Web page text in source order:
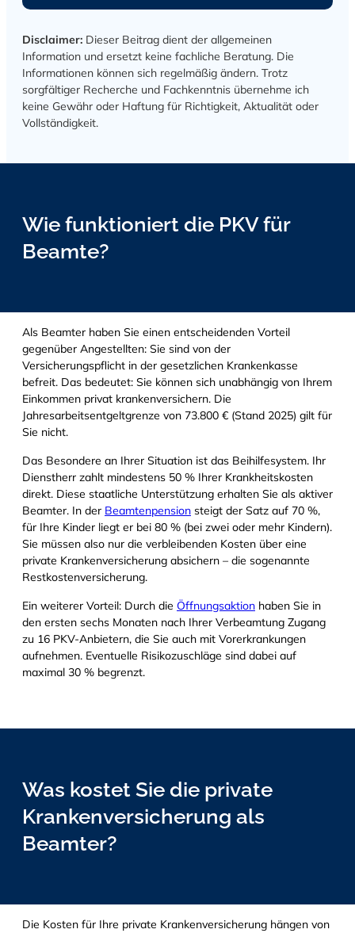
Disclaimer: Dieser Beitrag dient der allgemeinen
Information und ersetzt keine fachliche Beratung. Die
Informationen können sich regelmäßig ändern. Trotz
sorgfältiger Recherche und Fachkenntnis übernehme ich
keine Gewähr oder Haftung für Richtigkeit, Aktualität oder
Vollständigkeit.
Wie funktioniert die PKV für
Beamte?
Als Beamter haben Sie einen entscheidenden Vorteil
gegenüber Angestellten: Sie sind von der
Versicherungspflicht in der gesetzlichen Krankenkasse
befreit. Das bedeutet: Sie können sich unabhängig von Ihrem
Einkommen privat krankenversichern. Die
Jahresarbeitsentgeltgrenze von 73.800 € (Stand 2025) gilt für
Sie nicht.
Das Besondere an Ihrer Situation ist das Beihilfesystem. Ihr
Dienstherr zahlt mindestens 50 % Ihrer Krankheitskosten
direkt. Diese staatliche Unterstützung erhalten Sie als aktiver
Beamter. In der Beamtenpension steigt der Satz auf 70 %,
für Ihre Kinder liegt er bei 80 % (bei zwei oder mehr Kindern).
Sie müssen also nur die verbleibenden Kosten über eine
private Krankenversicherung absichern – die sogenannte
Restkostenversicherung.
Ein weiterer Vorteil: Durch die Öffnungsaktion haben Sie in
den ersten sechs Monaten nach Ihrer Verbeamtung Zugang
zu 16 PKV-Anbietern, die Sie auch mit Vorerkrankungen
aufnehmen. Eventuelle Risikozuschläge sind dabei auf
maximal 30 % begrenzt.
Was kostet Sie die private
Krankenversicherung als
Beamter?
Die Kosten für Ihre private Krankenversicherung hängen von